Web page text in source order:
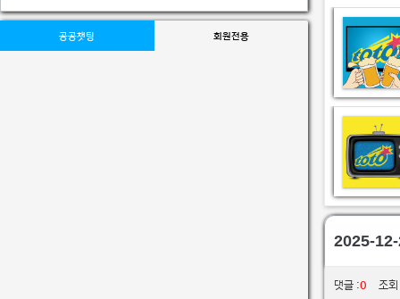
공공챗팅 회원전용
2025-
댓글 :0 조